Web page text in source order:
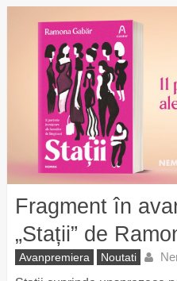
Fragment în
„Stații” de
Avanpremiera Noutati